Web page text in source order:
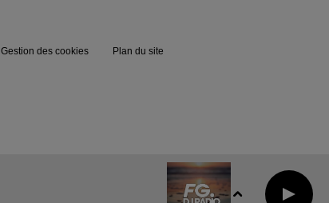
Gestion des cookies Plan du site